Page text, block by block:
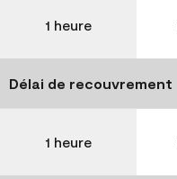
1 heure
Délai de recouvrement
1 heure